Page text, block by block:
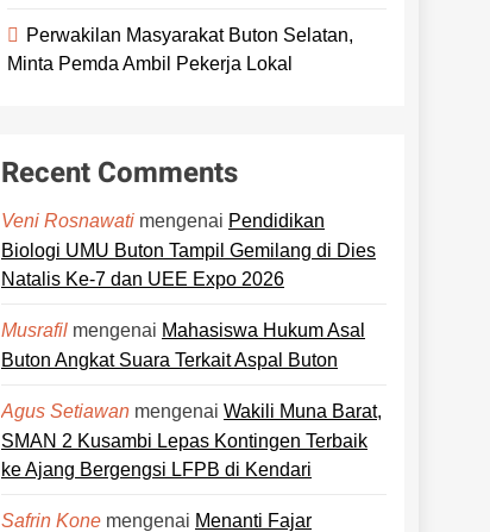
Perwakilan Masyarakat Buton Selatan,
Minta Pemda Ambil Pekerja Lokal
Recent Comments
Veni Rosnawati mengenai Pendidikan
Biologi UMU Buton Tampil Gemilang di Dies
Natalis Ke-7 dan UEE Expo 2026
Musrafil mengenai Mahasiswa Hukum Asal
Buton Angkat Suara Terkait Aspal Buton
Agus Setiawan mengenai Wakili Muna Barat,
SMAN 2 Kusambi Lepas Kontingen Terbaik
ke Ajang Bergengsi LFPB di Kendari
Safrin Kone mengenai Menanti Fajar